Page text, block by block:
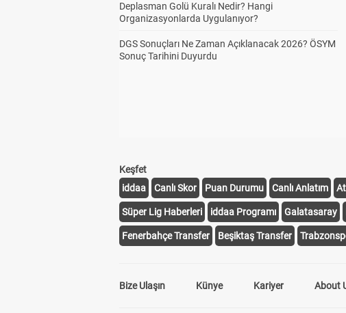
Deplasman Golü Kuralı Nedir? Hangi
Organizasyonlarda Uygulanıyor?
DGS Sonuçları Ne Zaman Açıklanacak 2026? ÖSYM
Sonuç Tarihini Duyurdu
Keşfet
iddaa
Canlı Skor Puan Durumu Canlı Anlatım At
Süper Lig Haberleri iddaa Programı Galatasaray
Fenerbahçe Transfer Beşiktaş Transfer
Bize Ulaşın Künye Kariyer About